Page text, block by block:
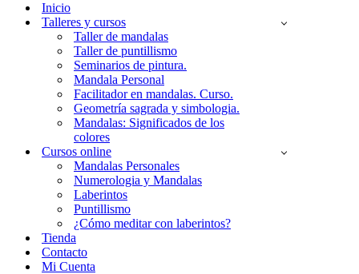
navegación
Inicio
Talleres y cursos
Taller de mandalas
Taller de puntillismo
Seminarios de pintura.
Mandala Personal
Facilitador en mandalas. Curso.
Geometría sagrada y simbologia.
Mandalas: Significados de los
colores
Cursos online
Mandalas Personales
Numerologia y Mandalas
Laberintos
Puntillismo
¿Cómo meditar con laberintos?
Tienda
Contacto
Mi Cuenta